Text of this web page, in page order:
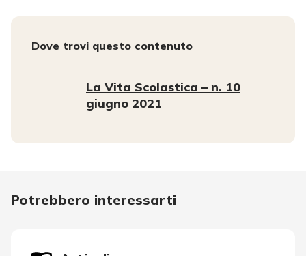
Dove trovi questo contenuto
La Vita Scolastica – n. 10
giugno 2021
Potrebbero interessarti